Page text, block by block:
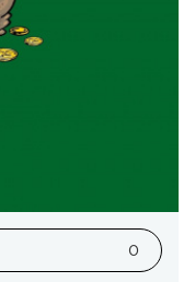
0